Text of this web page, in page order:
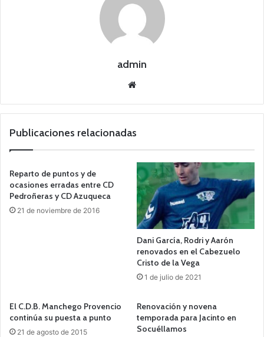
admin
we
Publicaciones relacionadas
Reparto de puntos y de
ocasiones erradas entre CD
Pedroñeras y CD Azuqueca
21 de noviembre de 2016
Dani García, Rodri y Aarón
renovados en el Cabezuelo
Cristo de la Vega
1 de julio de 2021
El C.D.B. Manchego Provencio
continúa su puesta a punto
21 de agosto de 2015
Renovación y novena
temporada para Jacinto en
Socuéllamos